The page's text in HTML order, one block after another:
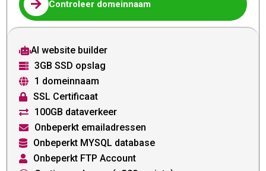
 Controleer domeinnaam
AI website builder
 3GB SSD opslag
 1 domeinnaam
 SSL Certificaat
 100GB dataverkeer
 Onbeperkt emailadressen
 Onbeperkt MYSQL database
 Onbeperkt FTP Account